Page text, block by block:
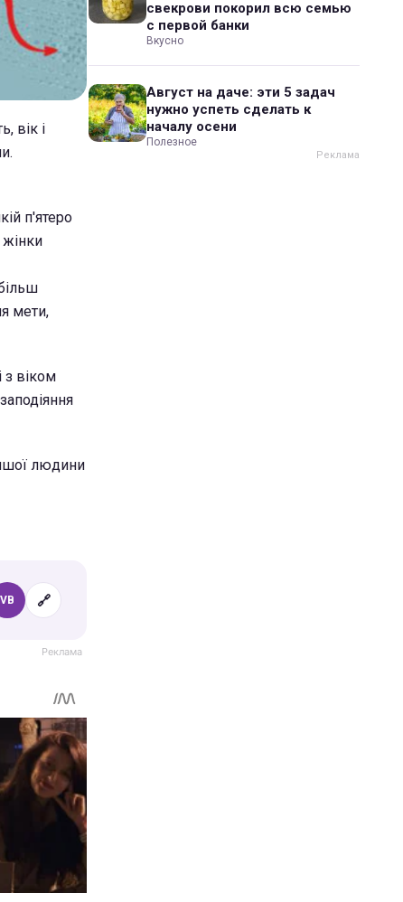
вік і
п'ятеро
жінки
мети,
з віком
людини
VB 🔗
свекрови покорил всю семью
с первой банки
Вкусно
Август на даче: эти 5 задач
нужно успеть сделать к
началу осени
Полезное